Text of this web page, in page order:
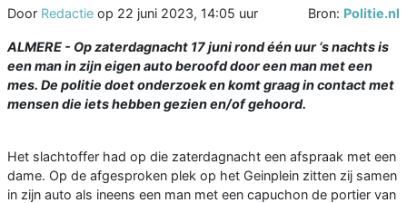
Door Redactie op 22 juni 2023, 14:05 uur Bron: Politie.nl
ALMERE - Op zaterdagnacht 17 juni rond één uur ‘s nachts is
een man in zijn eigen auto beroofd door een man met een
mes. De politie doet onderzoek en komt graag in contact met
mensen die iets hebben gezien en/of gehoord.
Het slachtoffer had op die zaterdagnacht een afspraak met een
dame. Op de afgesproken plek op het Geinplein zitten zij samen
in zijn auto als ineens een man met een capuchon de portier van